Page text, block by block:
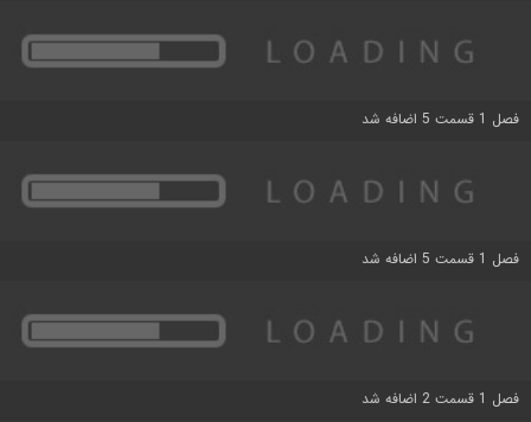
فصل 1 قسمت 5 اضافه شد
فصل 1 قسمت 5 اضافه شد
فصل 1 قسمت 2 اضافه شد